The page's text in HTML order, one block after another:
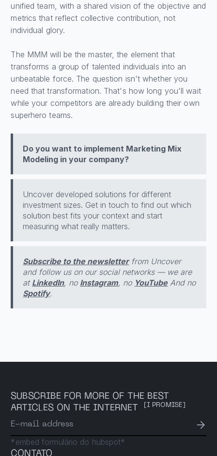
unified team, with a shared vision of the objective and
metrics that reflect collective contribution, not
individual glory.
The MMM will be the master, the element that
transforms a group of talented individuals into an
unbeatable force. The question isn't whether you
need that transformation. That's how long you'll wait
while your competitors are already building their own
superhero teams.
Do you want to implement Marketing Mix
Modeling in your company?
Uncover developed solutions for different
investment sizes. Get in touch to find out which
solution best fits your context and start
measuring what really matters.
Subscribe to the newsletterfrom Uncover
and follow us on our social networks — we are
at LinkedIn, no Instagram, no YouTubeAnd no
Spotify.
SUBSCRIBE FOR MORE OF THE BEST
ARTICLES ON THE INTERNET
[I PROMISE]
E-mail address →
*embed formulário do hubspot*
CONTATO